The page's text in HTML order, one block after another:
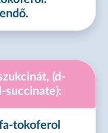
(d-
succinate):
tokoferol